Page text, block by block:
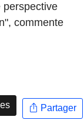
perspective
commente
Partager